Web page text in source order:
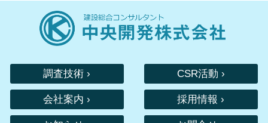
調査技術 › CSR活動 ›
会社案内 › 採用情報 ›